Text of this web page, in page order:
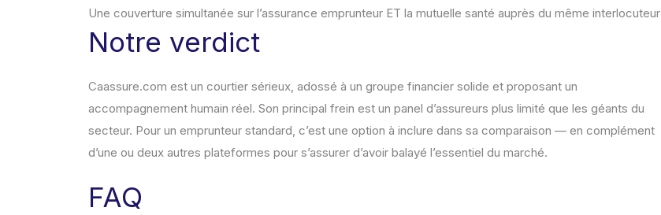
Une couverture simultanée sur l’assurance emprunteur ET la mutuelle santé auprès du même interlocuteur
Notre verdict
Caassure.com est un courtier sérieux, adossé à un groupe financier solide et proposant un
accompagnement humain réel. Son principal frein est un panel d’assureurs plus limité que les géants du
secteur. Pour un emprunteur standard, c’est une option à inclure dans sa comparaison — en complément
d’une ou deux autres plateformes pour s’assurer d’avoir balayé l’essentiel du marché.
FAQ